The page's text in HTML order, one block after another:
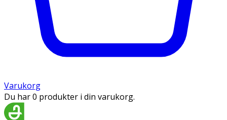
Varukorg
Du har 0 produkter i din varukorg.